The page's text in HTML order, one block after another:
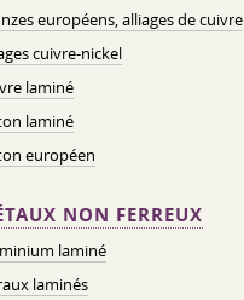
européens, alliages de cuivre
cuivre-nickel
laminé
laminé
européen
NON FERREUX
laminé
laminés